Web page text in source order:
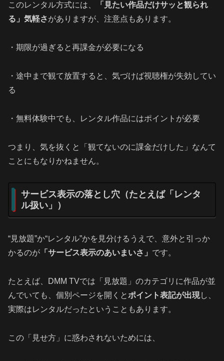
このレンタル方式には、
「見たい作品だけサッと観られ
る」気軽さがありますが、注意点もあります。
・期限が過ぎると再課金が必要になる
・途中まで観て放置すると、気づけば視聴権が失効してい
る
・無料体験中でも、レンタル作品にはポイントが必要
つまり、気を抜くと「観てないのに課金だけした」なんて
ことにもなりかねません。
サービス表示の落とし穴（たとえば「レンタ
ル扱い」）
“見放題”か“レンタル”かを見分けるうえで、意外と引っか
かるのが 「サービス表示のあいまいさ」 です。
たとえば、DMM TVでは「見放題」のカテゴリに作品が並
んでいても、個別ページを開くとポイント表記が出現し、
実際はレンタルだったということもあります。
この「見せ方」に惑わされないためには、